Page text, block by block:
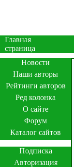
Главная
страница
Новости
Наши авторы
Рейтинги авторов
Ред колонка
О сайте
Форум
Каталог сайтов
Подписка
Авторизация